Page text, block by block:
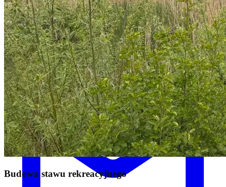
Park Maszyn
Budowa stawu rekreacyjnego